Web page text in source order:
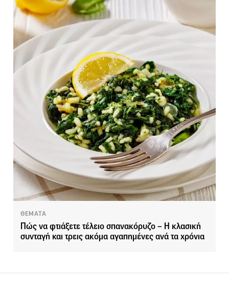
ΘΕΜΑΤΑ
Πώς να φτιάξετε τέλειο σπανακόρυζο – Η κλασική
συνταγή και τρεις ακόμα αγαπημένες ανά τα χρόνια